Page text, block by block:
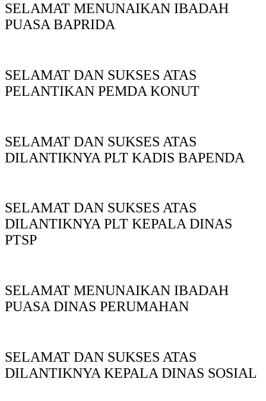
SELAMAT MENUNAIKAN IBADAH
PUASA BAPRIDA
SELAMAT DAN SUKSES ATAS
PELANTIKAN PEMDA KONUT
SELAMAT DAN SUKSES ATAS
DILANTIKNYA PLT KADIS BAPENDA
SELAMAT DAN SUKSES ATAS
DILANTIKNYA PLT KEPALA DINAS
PTSP
SELAMAT MENUNAIKAN IBADAH
PUASA DINAS PERUMAHAN
SELAMAT DAN SUKSES ATAS
DILANTIKNYA KEPALA DINAS SOSIAL